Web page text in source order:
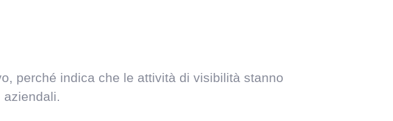
perché indica che le attività di visibilità stanno